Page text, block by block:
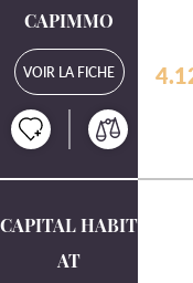
CAPIMMO
VOIR LA FICHE
CAPITAL HABIT
AT